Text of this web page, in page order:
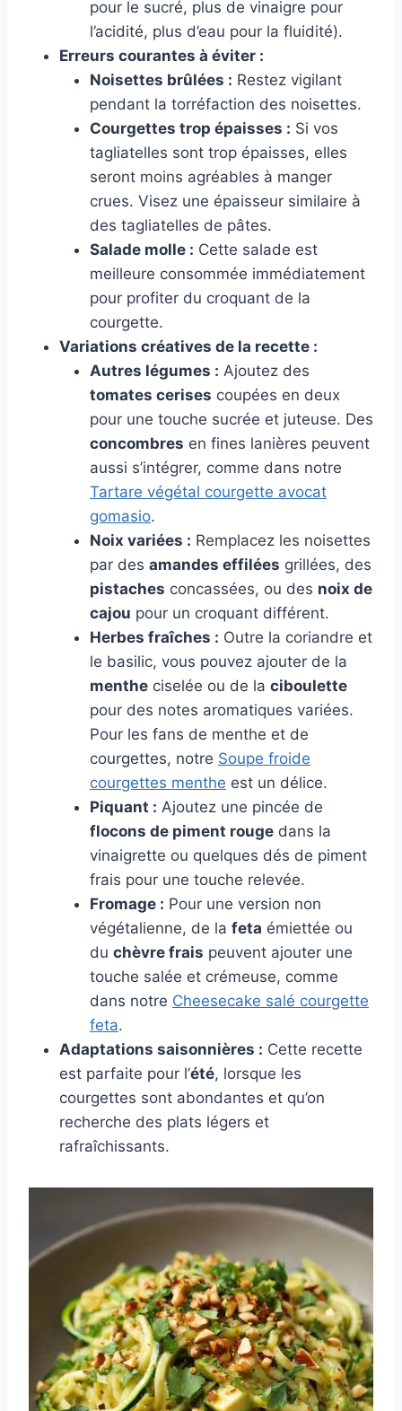
pour le sucré, plus de vinaigre pour
l’acidité, plus d’eau pour la fluidité).
Erreurs courantes à éviter :
Noisettes brûlées : Restez vigilant
pendant la torréfaction des noisettes.
Courgettes trop épaisses : Si vos
tagliatelles sont trop épaisses, elles
seront moins agréables à manger
crues. Visez une épaisseur similaire à
des tagliatelles de pâtes.
Salade molle : Cette salade est
meilleure consommée immédiatement
pour profiter du croquant de la
courgette.
Variations créatives de la recette :
Autres légumes : Ajoutez des
tomates cerises coupées en deux
pour une touche sucrée et juteuse. Des
concombres en fines lanières peuvent
aussi s’intégrer, comme dans notre
Tartare végétal courgette avocat
gomasio.
Noix variées : Remplacez les noisettes
par des amandes effilées grillées, des
pistaches concassées, ou des noix de
cajou pour un croquant différent.
Herbes fraîches : Outre la coriandre et
le basilic, vous pouvez ajouter de la
menthe ciselée ou de la ciboulette
pour des notes aromatiques variées.
Pour les fans de menthe et de
courgettes, notre Soupe froide
courgettes menthe est un délice.
Piquant : Ajoutez une pincée de
flocons de piment rouge dans la
vinaigrette ou quelques dés de piment
frais pour une touche relevée.
Fromage : Pour une version non
végétalienne, de la feta émiettée ou
du chèvre frais peuvent ajouter une
touche salée et crémeuse, comme
dans notre Cheesecake salé courgette
feta.
Adaptations saisonnières : Cette recette
est parfaite pour l’été, lorsque les
courgettes sont abondantes et qu’on
recherche des plats légers et
rafraîchissants.